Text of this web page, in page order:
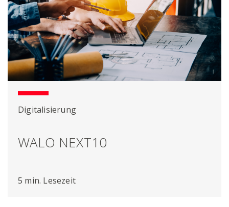
Digitalisierung
WALO NEXT10
5 min. Lesezeit